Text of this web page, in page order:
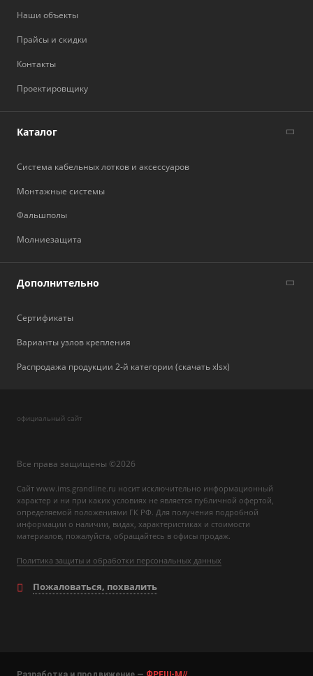
Наши объекты
Прайсы и скидки
Контакты
Проектировщику
Каталог
Система кабельных лотков и аксессуаров
Монтажные системы
Фальшполы
Молниезащита
Дополнительно
Сертификаты
Варианты узлов крепления
Распродажа продукции 2-й категории (скачать xlsx)
официальный сайт
Все права защищены ©2026
Сайт www.ims.grandline.ru носит исключительно информационный
характер и ни при каких условиях не является публичной офертой,
определяемой положениями ГК РФ. Для получения подробной
информации о наличии, видах, характеристиках и стоимости
материалов, пожалуйста, обращайтесь в офисы продаж.
Политика защиты и обработки персональных данных
Пожаловаться, похвалить